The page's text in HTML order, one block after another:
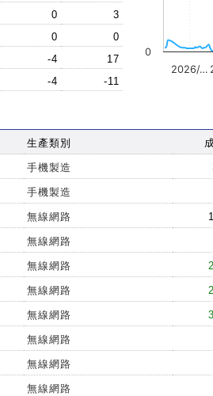
0
3
0
0
-4
17
-4 -11
2026/…
0
生產類別
手機製造
手機製造
無線網路
無線網路
無線網路
無線網路
無線網路
無線網路
無線網路
無線網路